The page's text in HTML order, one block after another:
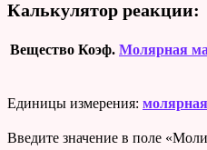
Калькулятор реакции:
Вещество Коэф. Молярная
Единицы измерения:
Введите значение в поле